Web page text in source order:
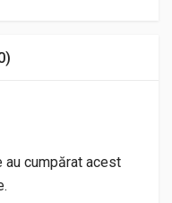
au cumpărat acest